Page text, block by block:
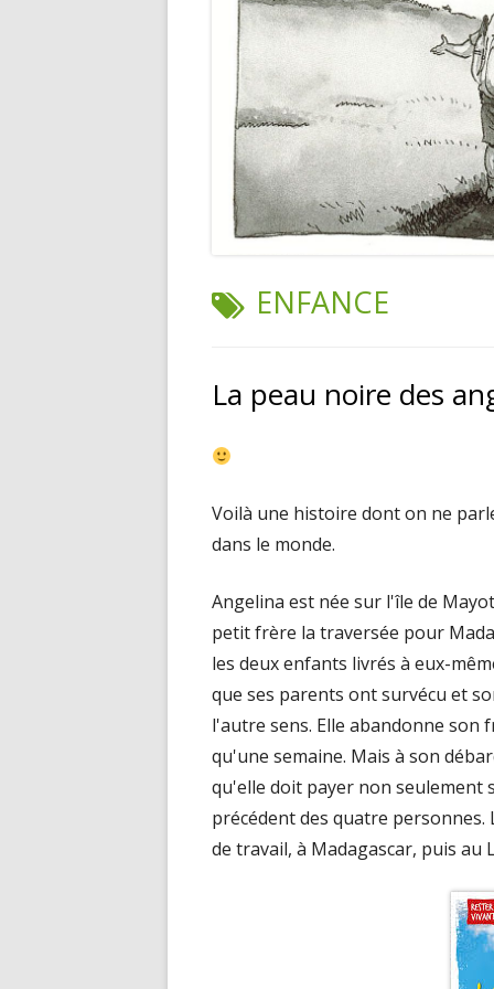
TAG:
ENFANCE
La peau noire des
Voilà une histoire dont on ne
dans le monde.
Angelina est née sur l'île de
petit frère la traversée pour
les deux enfants livrés à eux-
que ses parents ont survécu et
l'autre sens. Elle abandonne
qu'une semaine. Mais à son
qu'elle doit payer non seulement
précédent des quatre
de travail, à Madagascar, puis au